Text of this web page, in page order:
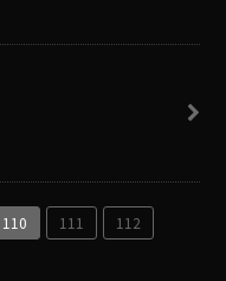
110 111
112